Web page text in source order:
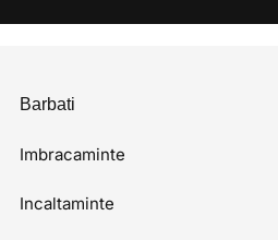
Barbati
Imbracaminte
Incaltaminte